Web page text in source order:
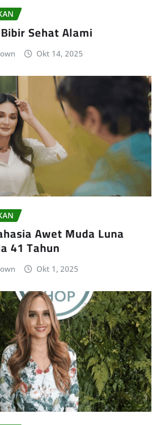
Sehat Alami
Okt 14, 2025
Awet Muda Luna
41 Tahun
Okt 1, 2025